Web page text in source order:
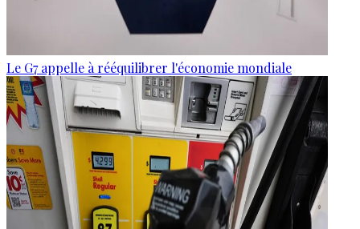
Le G7 appelle à rééquilibrer l'économie mondiale